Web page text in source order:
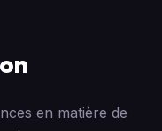
en matière de